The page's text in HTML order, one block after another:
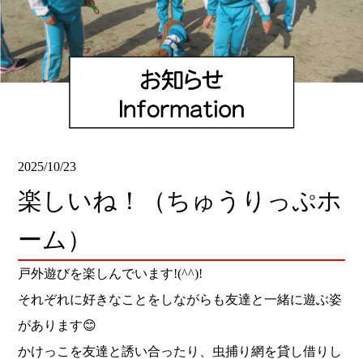
2025/10/23
楽しいね！（ちゅうりっぷホ
ーム）
戸外遊びを楽しんでいます!(^^)!
それぞれに好きなことをしながらも友達と一緒に遊ぶ姿
があります😊
かけっこを友達と誘い合ったり、虫捕り網を貸し借りし